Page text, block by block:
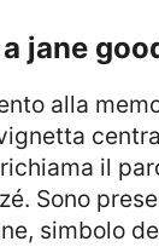
jane
il
Sono
simbolo